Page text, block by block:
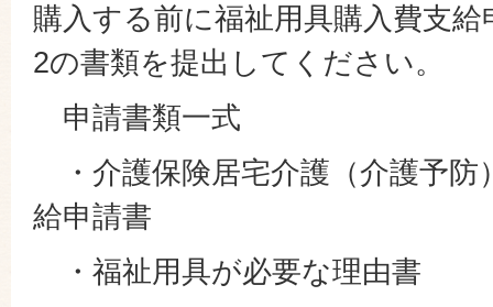
購入する前に福祉用具購入費支
2の書類を提出してください。
申請書類一式
・介護保険居宅介護（介護予防
給申請書
・福祉用具が必要な理由書